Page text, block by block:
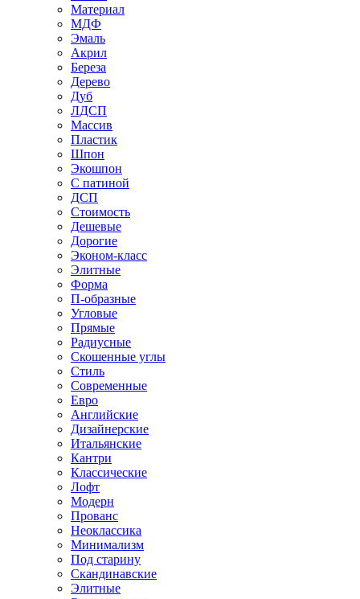
Материал
МДФ
Эмаль
Акрил
Береза
Дерево
Дуб
ЛДСП
Массив
Пластик
Шпон
Экошпон
С патиной
ДСП
Стоимость
Дешевые
Дорогие
Эконом-класс
Элитные
Форма
П-образные
Угловые
Прямые
Радиусные
Скошенные углы
Стиль
Современные
Евро
Английские
Дизайнерские
Итальянские
Кантри
Классические
Лофт
Модерн
Прованс
Неоклассика
Минимализм
Под старину
Скандинавские
Элитные